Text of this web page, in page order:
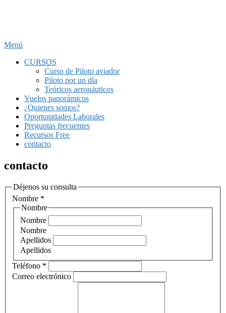
Menú
CURSOS
Curso de Piloto aviador
Piloto por un día
Teóricos aeronáuticos
Vuelos panorámicos
¿Quienes somos?
Oportunidades Laborales
Preguntas frecuentes
Recursos Free
contacto
contacto
Déjenos su consulta
Nombre *
Nombre
Nombre
Nombre
Apellidos
Apellidos
Teléfono *
Correo electrónico